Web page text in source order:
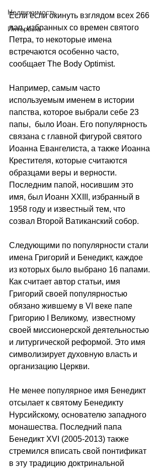
Недвижимость
Интервью
Если если окинуть взглядом всех 266
пап, избранных со времен святого
Петра, то некоторые имена
встречаются особенно часто,
сообщает The Body Optimist.
Например, самым часто
используемым именем в истории
папства, которое выбрали себе 23
папы,  было Иоан. Его популярность
связана с главной фигурой святого
Иоанна Евангелиста, а также Иоанна
Крестителя, которые считаются
образцами веры и верности.
Последним папой, носившим это
имя, был Иоанн XXIII, избранный в
1958 году и известный тем, что
созвал Второй Ватиканский собор.
Следующими по популярности стали
имена Григорий и Бенедикт, каждое
из которых было выбрано 16 папами.
Как считает автор статьи, имя
Григорий своей популярностью
обязано жившему в VI веке папе
Григорию I Великому,  известному
своей миссионерской деятельностью
и литургической реформой. Это имя
символизирует духовную власть и
организацию Церкви.
Не менее популярное имя Бенедикт
отсылает к святому Бенедикту
Нурсийскому, основателю западного
монашества. Последний папа
Бенедикт XVI (2005-2013) также
стремился вписать свой понтификат
в эту традицию доктринальной